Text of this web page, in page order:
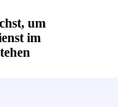
um
im